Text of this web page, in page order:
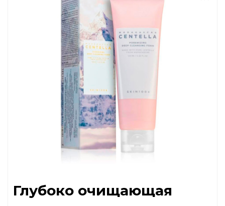
Глубоко очищающая